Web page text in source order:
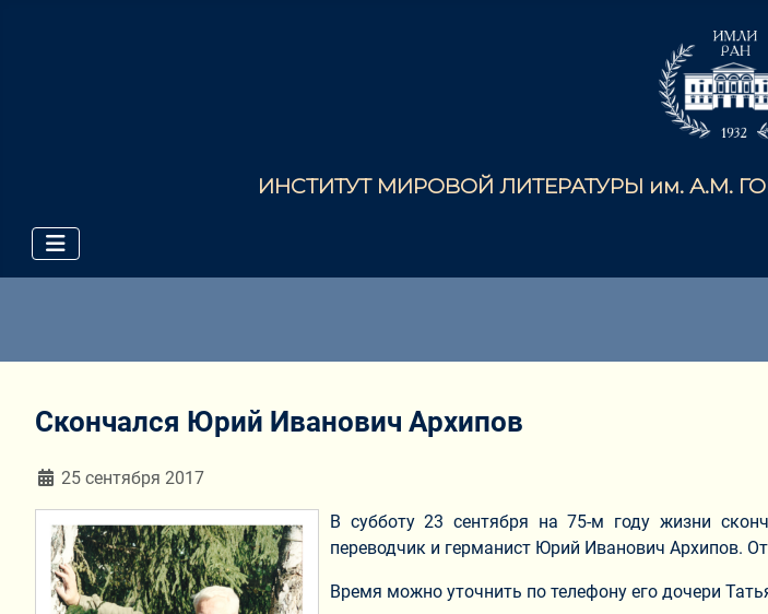
ИНСТИТУТ МИРОВОЙ ЛИТЕРАТУРЫ им. А.М.
Скончался Юрий Иванович Архипов
Информация о материале
25 сентября 2017
В субботу 23 сентября на 75-м году жизни
переводчик и германист Юрий Иванович Архипов.
Время можно уточнить по телефону его дочери